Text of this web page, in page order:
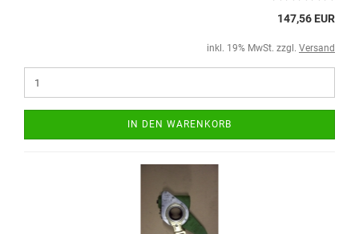
147,56 EUR
inkl. 19% MwSt. zzgl. Versand
IN DEN WARENKORB